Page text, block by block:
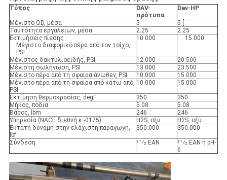
Τύπος
DAV-
πρότυπα
Dav-HP
Μέγιστο OD, μέσα 5
5 [
Ταυτότητα εργαλείων, μέσα
2.25
2.25
Εκτιμήσεις πίεσης
Μέγιστο διαφορικό πέρα από τον τοίχο,
PSI
10.000 15.000
Μέγιστος δακτυλιοειδής, PSI 12.000
20.500
Μέγιστη σωλήνωση, PSI
13.000
23.500
Μέγιστο πέρα από τη σφαίρα άνωθεν, PSI
10.000
15.000
Μέγιστο πέρα από τη σφαίρα από κάτω από,
PSI
10.000 15.000
Εκτίμηση θερμοκρασίας, degF 350
350
Μήκος, πόδια
5.08
5.08
Βάρος, lbm
246
246
Υπηρεσία (NACE διεθνή κ.-0175)
H2S, οξύ
H2S, οξύ
Εκτατή δύναμη στην ελάχιστη παραγωγή,
lbf
350.000 350.000
Σύνδεση 31⁄2 ΕΑΝ
31⁄2 ΕΑΝ ή pH-
6